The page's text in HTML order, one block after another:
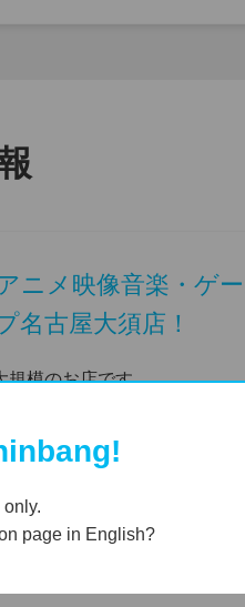
ニメ映像音楽・ゲ
名古屋大須店！
規模のお店です。
ーム、漫画、同人誌など
ています。
page in English?